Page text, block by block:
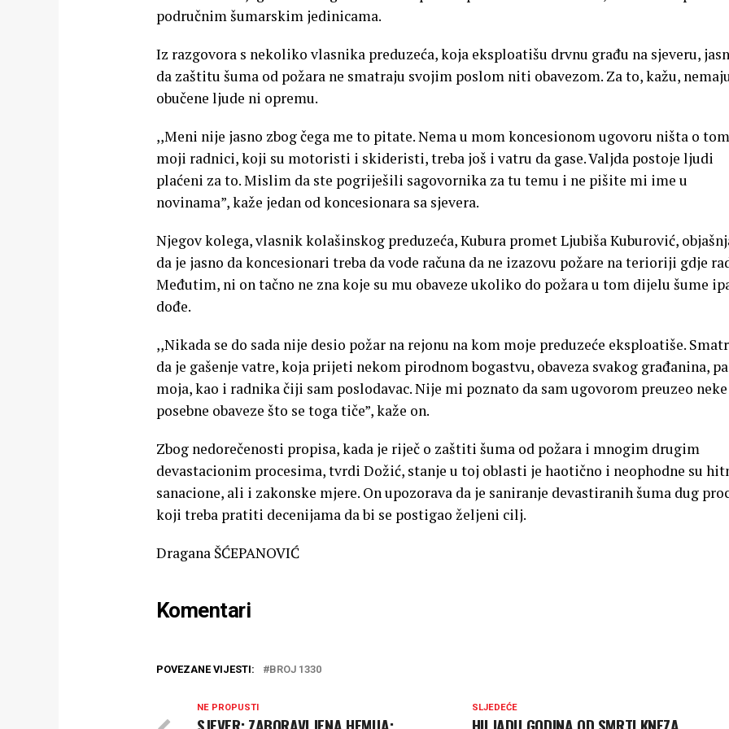
područnim šumarskim jedinicama.
Iz razgovora s nekoliko vlasnika preduzeća, koja eksploatišu drvnu građu na sjeveru,
da zaštitu šuma od požara ne smatraju svojim poslom niti obavezom. Za to, kažu,
obučene ljude ni opremu.
,,Meni nije jasno zbog čega me to pitate. Nema u mom koncesionom ugovoru ništa o
moji radnici, koji su motoristi i skideristi, treba još i vatru da gase. Valjda postoje ljudi
plaćeni za to. Mislim da ste pogriješili sagovornika za tu temu i ne pišite mi ime u
novinama”, kaže jedan od koncesionara sa sjevera.
Njegov kolega, vlasnik kolašinskog preduzeća, Kubura promet Ljubiša Kuburović,
da je jasno da koncesionari treba da vode računa da ne izazovu požare na terioriji gdje
Međutim, ni on tačno ne zna koje su mu obaveze ukoliko do požara u tom dijelu šume
dođe.
,,Nikada se do sada nije desio požar na rejonu na kom moje preduzeće eksploatiše.
da je gašenje vatre, koja prijeti nekom pirodnom bogastvu, obaveza svakog građanina,
moja, kao i radnika čiji sam poslodavac. Nije mi poznato da sam ugovorom preuzeo neke
posebne obaveze što se toga tiče”, kaže on.
Zbog nedorečenosti propisa, kada je riječ o zaštiti šuma od požara i mnogim drugim
devastacionim procesima, tvrdi Dožić, stanje u toj oblasti je haotično i neophodne su
sanacione, ali i zakonske mjere. On upozorava da je saniranje devastiranih šuma dug
koji treba pratiti decenijama da bi se postigao željeni cilj.
Dragana ŠĆEPANOVIĆ
Komentari
POVEZANE VIJESTI: BROJ 1330
SLJEDEĆE
NE PROPUSTI